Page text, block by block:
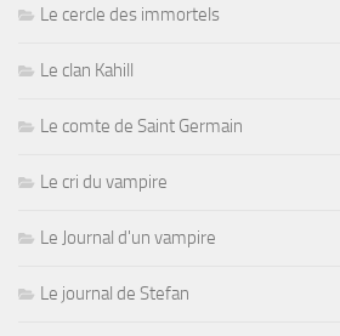
Le cercle des immortels
Le clan Kahill
Le comte de Saint Germain
Le cri du vampire
Le Journal d'un vampire
Le journal de Stefan